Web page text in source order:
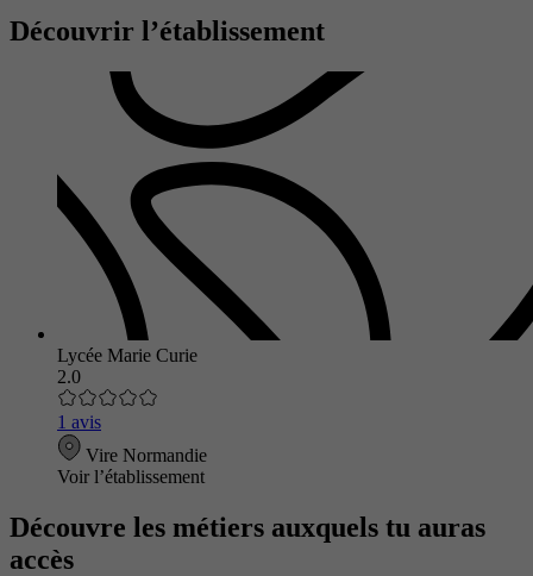
Découvrir l’établissement
Lycée Marie Curie
2.0
1 avis
Vire Normandie
Voir l’établissement
Découvre les métiers auxquels tu auras
accès